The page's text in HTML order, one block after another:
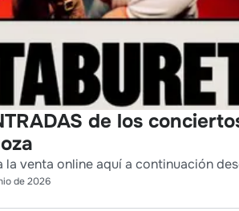
de los
la venta online aquí a continuación
de 2026